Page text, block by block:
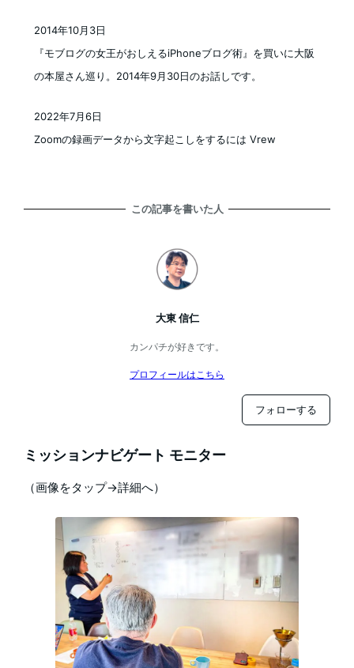
『モブログの女王がおしえるiPhoneブログ術』を買いに大阪
の本屋さん巡り。2014年9月30日のお話しです。
投稿日
2014年10月3日
Zoomの録画データから文字起こしをするには Vrew
2022年7月6日
この記事を書いた人
大東 信仁
カンパチが好きです。
プロフィールはこちら
フォローする
ミッションナビゲート モニター
（画像をタップ→詳細へ）